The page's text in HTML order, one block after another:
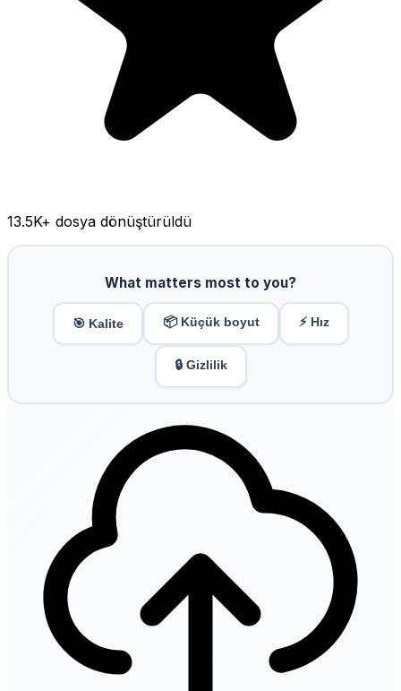
13.5K+ dosya dönüştürüldü
What matters most to you?
🎯 Kalite 📦 Küçük boyut ⚡ Hız
🔒 Gizlilik